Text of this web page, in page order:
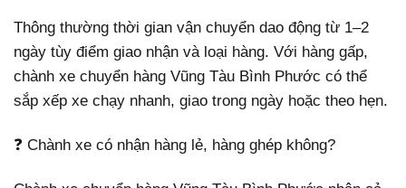
Thông thường thời gian vận chuyển dao động từ 1–2
ngày tùy điểm giao nhận và loại hàng. Với hàng gấp,
chành xe chuyển hàng Vũng Tàu Bình Phước có thể
sắp xếp xe chạy nhanh, giao trong ngày hoặc theo hẹn.
❓ Chành xe có nhận hàng lẻ, hàng ghép không?